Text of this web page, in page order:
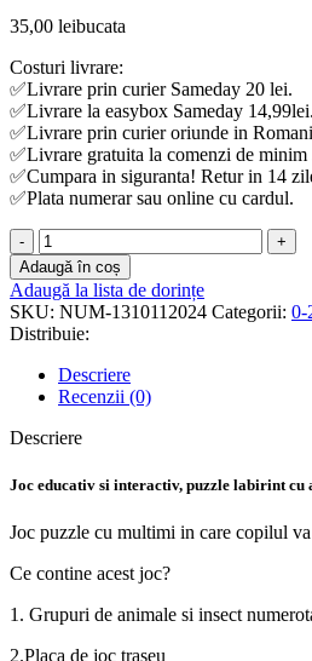
35,00 leibucata
Costuri livrare:
✅Livrare prin curier Sameday 20 lei.
✅Livrare la easybox Sameday 14,99lei.
✅Livrare prin curier oriunde in
✅Livrare gratuita la comenzi de minim
✅Cumpara in siguranta! Retur in 14
✅Plata numerar sau online cu cardul.
Cantitate
Joc
educativ
si
interactiv,
puzzle
labirint
cu
animale
de
de
multicolor
Adaugă în coș
Adaugă la lista de dorințe
SKU: NUM-1310112024 Categorii: 0-
Distribuie:
Descriere
Recenzii (0)
Descriere
Joc educativ si interactiv, puzzle labirint
Joc puzzle cu multimi in care copilul
Ce contine acest joc?
1. Grupuri de animale si insect
2.Placa de joc traseu